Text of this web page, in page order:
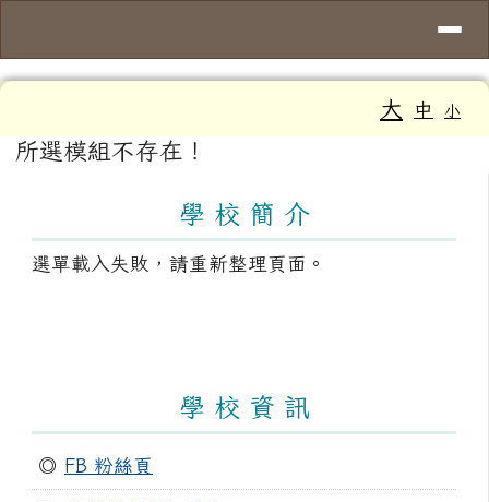
大 中 小
主內容區域
所選模組不存在！
學 校 簡 介
選單載入失敗，請重新整理頁面。
學 校 資 訊
◎ FB 粉絲頁
頁尾區域